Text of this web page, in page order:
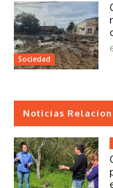
Sociedad
Noticias